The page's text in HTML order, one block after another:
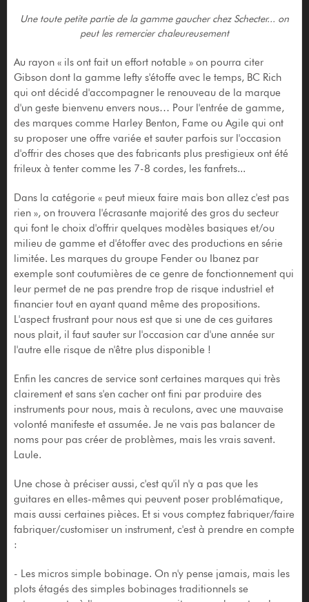
Une toute petite partie de la gamme gaucher chez Schecter... on
peut les remercier chaleureusement
Au rayon « ils ont fait un effort notable » on pourra citer
Gibson dont la gamme lefty s'étoffe avec le temps, BC Rich
qui ont décidé d'accompagner le renouveau de la marque
d'un geste bienvenu envers nous… Pour l'entrée de gamme,
des marques comme Harley Benton, Fame ou Agile qui ont
su proposer une offre variée et sauter parfois sur l'occasion
d'offrir des choses que des fabricants plus prestigieux ont été
frileux à tenter comme les 7-8 cordes, les fanfrets...
Dans la catégorie « peut mieux faire mais bon allez c'est pas
rien », on trouvera l'écrasante majorité des gros du secteur
qui font le choix d'offrir quelques modèles basiques et/ou
milieu de gamme et d'étoffer avec des productions en série
limitée. Les marques du groupe Fender ou Ibanez par
exemple sont coutumières de ce genre de fonctionnement qui
leur permet de ne pas prendre trop de risque industriel et
financier tout en ayant quand même des propositions.
L'aspect frustrant pour nous est que si une de ces guitares
nous plait, il faut sauter sur l'occasion car d'une année sur
l'autre elle risque de n'être plus disponible !
Enfin les cancres de service sont certaines marques qui très
clairement et sans s'en cacher ont fini par produire des
instruments pour nous, mais à reculons, avec une mauvaise
volonté manifeste et assumée. Je ne vais pas balancer de
noms pour pas créer de problèmes, mais les vrais savent.
Laule.
Une chose à préciser aussi, c'est qu'il n'y a pas que les
guitares en elles-mêmes qui peuvent poser problématique,
mais aussi certaines pièces. Et si vous comptez fabriquer/faire
fabriquer/customiser un instrument, c'est à prendre en compte
:
- Les micros simple bobinage. On n'y pense jamais, mais les
plots étagés des simples bobinages traditionnels se